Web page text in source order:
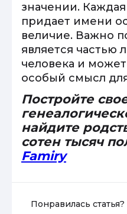
значении.
придает имени
величие. Важно
является частью
человека и
особый смысл
Постройте
найдите
сотен тысяч
Famiry
Понравилась статья?